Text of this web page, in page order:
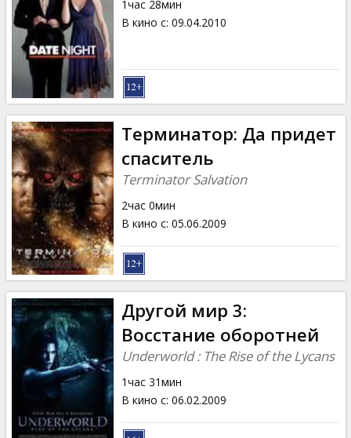
1час 28мин
В кино с: 09.04.2010
Терминатор: Да придет
спаситель
Terminator Salvation
2час 0мин
В кино с: 05.06.2009
Другой мир 3:
Восстание оборотней
Underworld : The Rise of the Lycans
1час 31мин
В кино с: 06.02.2009